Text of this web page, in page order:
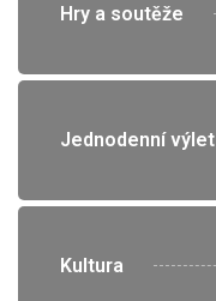
Hry a soutěže
Jednodenní výlet
Kultura